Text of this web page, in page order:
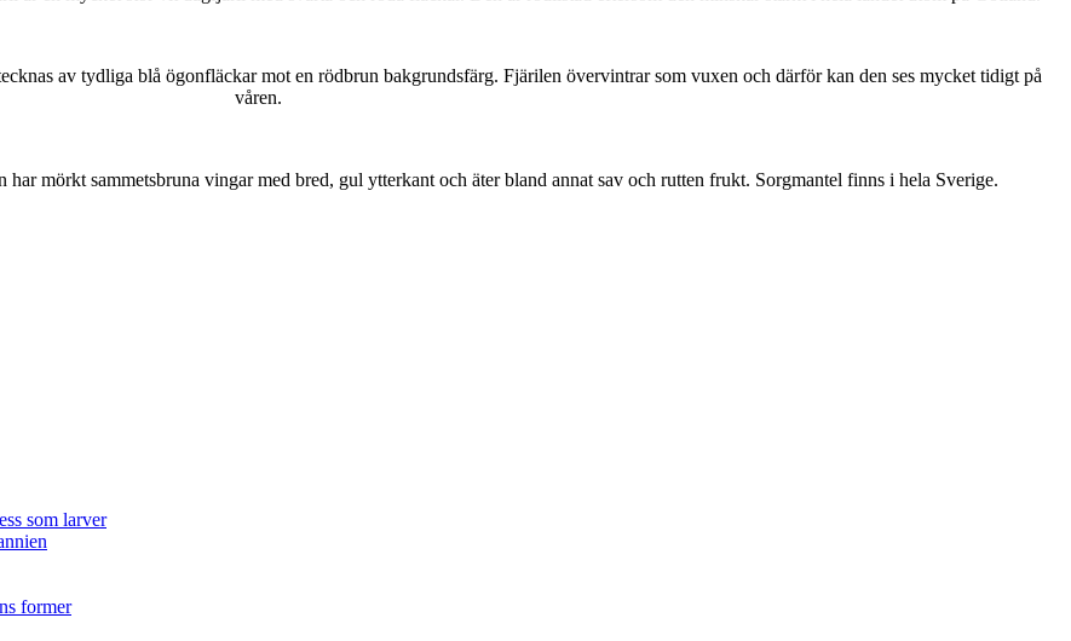
av tydliga blå ögonfläckar mot en rödbrun bakgrundsfärg. Fjärilen övervintrar som vuxen och därför kan den ses mycket tidigt på
våren.
mörkt sammetsbruna vingar med bred, gul ytterkant och äter bland annat sav och rutten frukt. Sorgmantel finns i hela Sverige.
som larver
former